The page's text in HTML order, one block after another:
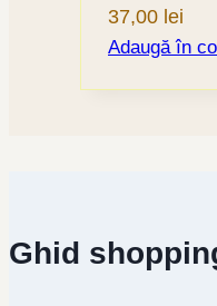
37,00 lei
Adaugă în
Ghid